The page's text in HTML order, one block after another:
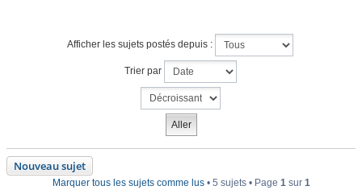
Afficher les sujets postés depuis :
Trier par
Nouveau sujet
Marquer tous les sujets comme lus• 5 sujets • Page 1sur 1